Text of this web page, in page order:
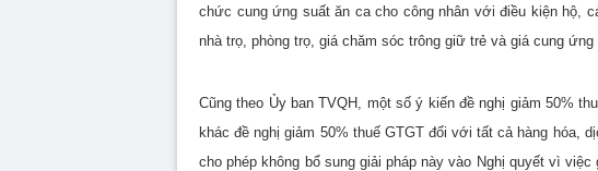
chức cung ứng suất ăn ca cho công nhân với điều kiện hộ,
nhà trọ, phòng trọ, giá chăm sóc trông giữ trẻ và giá cung
Cũng theo Ủy ban TVQH, một số ý kiến đề nghị giảm 50%
khác đề nghị giảm 50% thuế GTGT đối với tất cả hàng hóa,
cho phép không bổ sung giải pháp này vào Nghị quyết vì